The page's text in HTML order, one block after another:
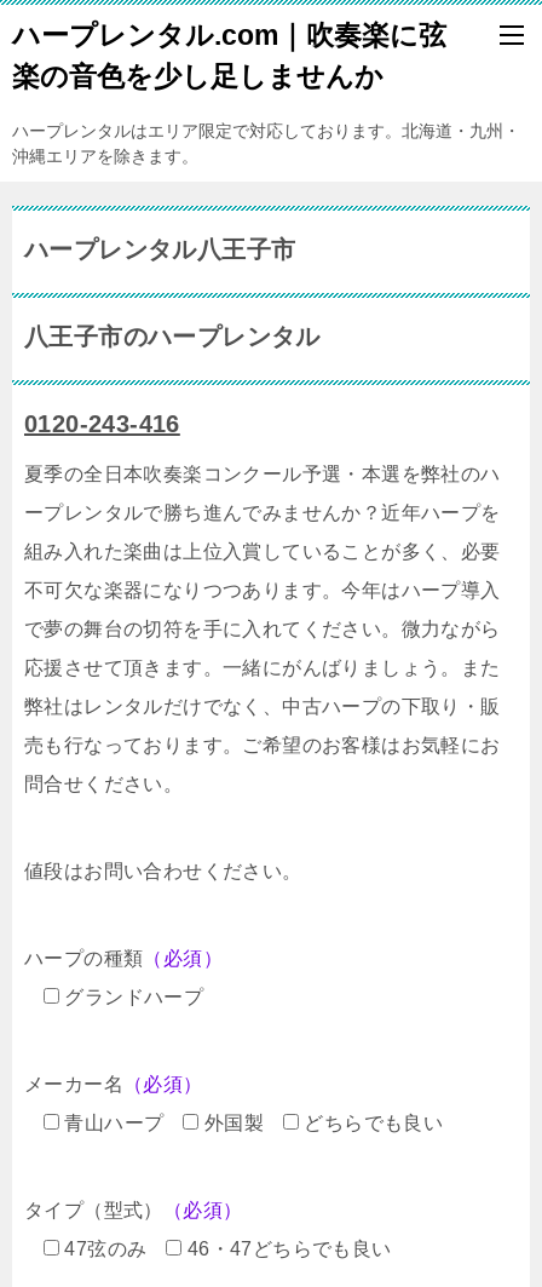
ハープレンタル.com｜吹奏楽に弦
楽の音色を少し足しませんか
ハープレンタルはエリア限定で対応しております。北海道・九州・
沖縄エリアを除きます。
ハープレンタル八王子市
八王子市のハープレンタル
0120-243-416
夏季の全日本吹奏楽コンクール予選・本選を弊社のハ
ープレンタルで勝ち進んでみませんか？近年ハープを
組み入れた楽曲は上位入賞していることが多く、必要
不可欠な楽器になりつつあります。今年はハープ導入
で夢の舞台の切符を手に入れてください。微力ながら
応援させて頂きます。一緒にがんばりましょう。また
弊社はレンタルだけでなく、中古ハープの下取り・販
売も行なっております。ご希望のお客様はお気軽にお
問合せください。
値段はお問い合わせください。
ハープの種類 （必須）
グランドハープ
メーカー名
（必須）
青山ハープ
外国製 どちらでも良い
タイプ（型式）
（必須）
47弦のみ
46・47どちらでも良い